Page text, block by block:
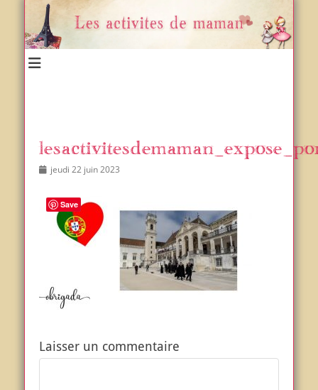
Postedjeudi 22 juin 2023
Laisser un commentaire
Save